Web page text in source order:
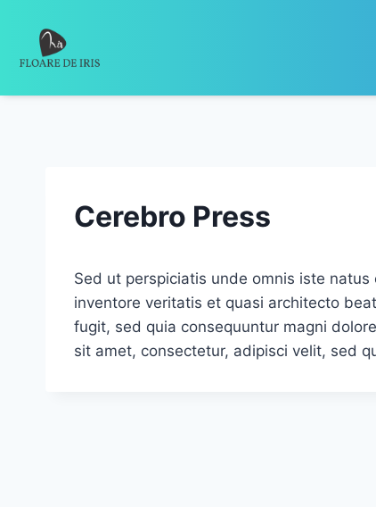
Cerebro Press
Sed ut perspiciatis unde omnis iste
inventore veritatis et quasi architecto
fugit, sed quia consequuntur magni
sit amet, consectetur, adipisci velit, sed